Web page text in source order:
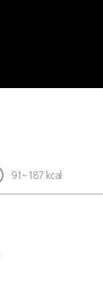
91~187 kcal